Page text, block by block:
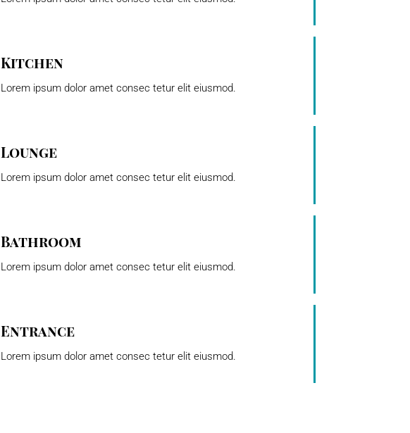
Kitchen
Lorem ipsum dolor amet consec tetur elit eiusmod.
Lounge
Lorem ipsum dolor amet consec tetur elit eiusmod.
Bathroom
Lorem ipsum dolor amet consec tetur elit eiusmod.
Entrance
Lorem ipsum dolor amet consec tetur elit eiusmod.